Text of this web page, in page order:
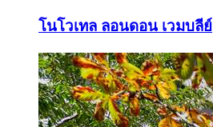
โนโวเทล ลอนดอน เวมบลีย์